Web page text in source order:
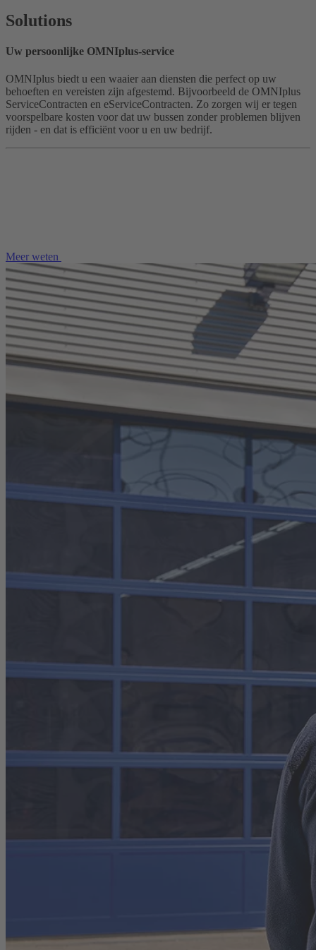
Solutions
Uw persoonlijke OMNIplus-service
OMNIplus biedt u een waaier aan diensten die perfect op uw
behoeften en vereisten zijn afgestemd. Bijvoorbeeld de OMNIplus
ServiceContracten en eServiceContracten. Zo zorgen wij er tegen
voorspelbare kosten voor dat uw bussen zonder problemen blijven
rijden - en dat is efficiënt voor u en uw bedrijf.
Meer weten